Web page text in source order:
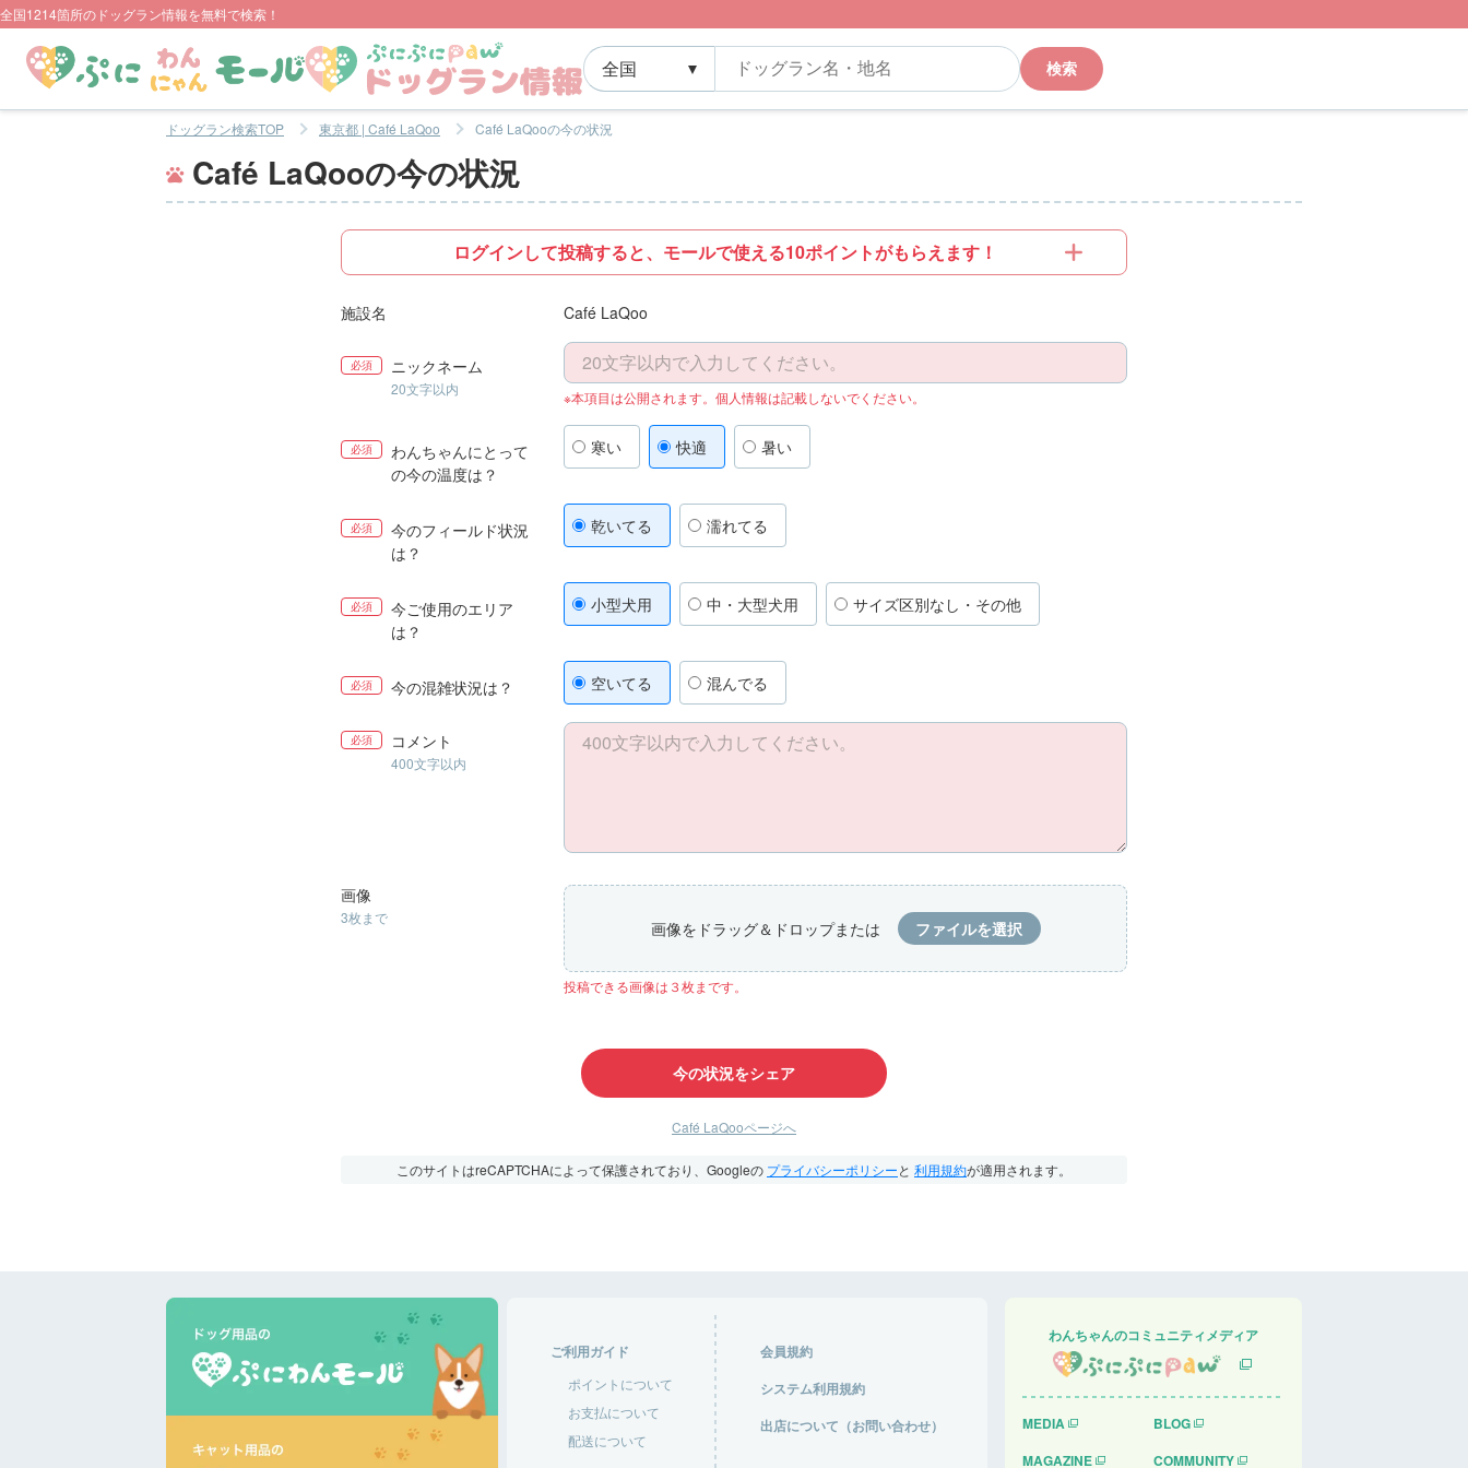
全国1214箇所のドッグラン情報を無料で検索！
検索
ドッグラン検索TOP 東京都 | Café LaQoo Café LaQooの今の状況
Café LaQooの今の状況
ログインして投稿すると、モールで使える10ポイントがもらえます！
施設名 Café LaQoo
必須 ニックネーム
20文字以内 ※本項目は公開されます。個人情報は記載しないでください。
必須
わんちゃんにとって
の今の温度は？
寒い 快適 暑い
必須
今のフィールド状況
は？
乾いてる 濡れてる
必須
今ご使用のエリア
は？
小型犬用 中・大型犬用 サイズ区別なし・その他
必須 今の混雑状況は？ 空いてる 混んでる
必須 コメント
400文字以内
画像
3枚まで 画像をドラッグ＆ドロップまたは ファイルを選択
投稿できる画像は３枚まです。
今の状況をシェア
Café LaQooページへ
このサイトはreCAPTCHAによって保護されており、Googleの プライバシーポリシーと 利用規約が適用されます。
ご利用ガイド
ポイントについて
お支払について
配送について
会員規約
システム利用規約
出店について（お問い合わせ）
わんちゃんのコミュニティメディア
MEDIA
BLOG
MAGAZINE
COMMUNITY